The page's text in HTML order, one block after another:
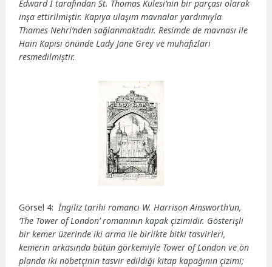
Edward I tarafından St. Thomas Kulesi’nin bir parçası olarak
inşa ettirilmiştir. Kapıya ulaşım mavnalar yardımıyla
Thames Nehri’nden sağlanmaktadır. Resimde de mavnası ile
Hain Kapısı önünde Lady Jane Grey ve muhafızları
resmedilmiştir.
Görsel 4: İngiliz tarihi romancı W. Harrison Ainsworth’un,
‘The Tower of London’ romanının kapak çizimidir. Gösterişli
bir kemer üzerinde iki arma ile birlikte bitki tasvirleri,
kemerin arkasında bütün görkemiyle Tower of London ve ön
planda iki nöbetçinin tasvir edildiği kitap kapağının çizimi;